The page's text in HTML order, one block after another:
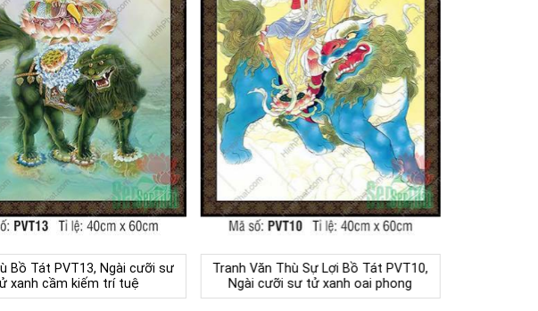
Bồ Tát PVT13, Ngài cưỡi sư
xanh cầm kiếm trí tuệ
Tranh Văn Thù Sự Lợi Bồ Tát PVT10,
Ngài cưỡi sư tử xanh oai phong